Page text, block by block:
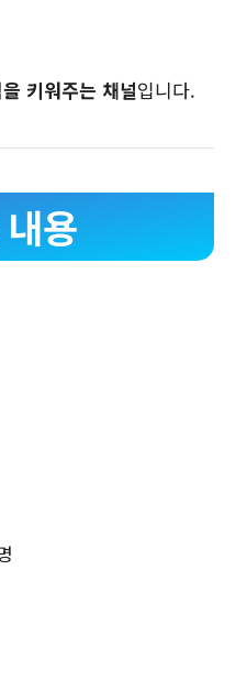
키워주는 채널입니다.
용